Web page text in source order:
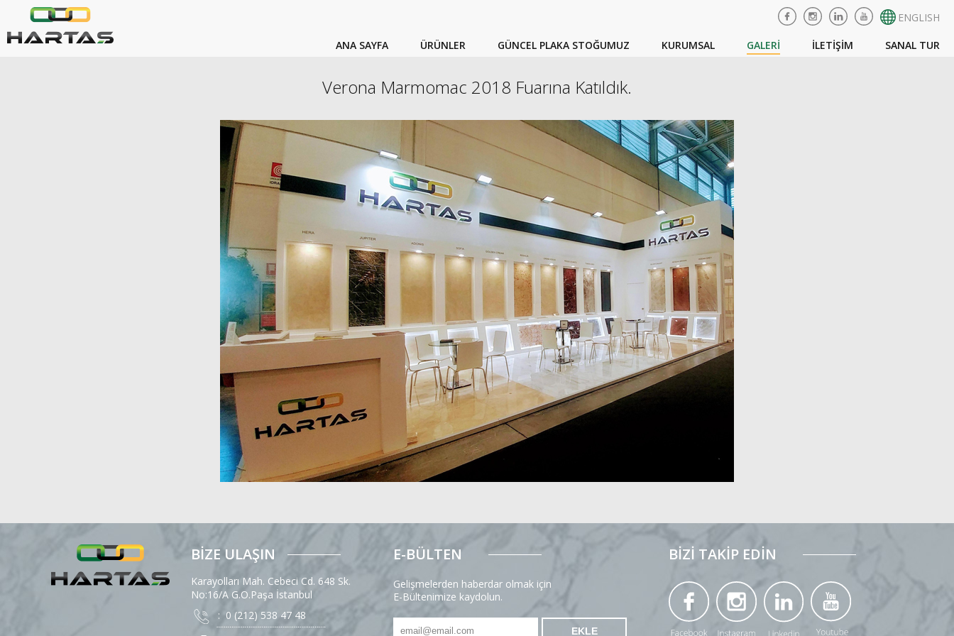
ENGLISH
ANA SAYFA ÜRÜNLER GÜNCEL PLAKA STOĞUMUZ KURUMSAL GALERİ İLETİŞİM SANAL TUR
Verona Marmomac 2018 Fuarına Katıldık.
BİZE ULAŞIN
Karayolları Mah. Cebeci Cd. 648 Sk.
No:16/A G.O.Paşa İstanbul
: 0 (212) 538 47 48
E-BÜLTEN
Gelişmelerden haberdar olmak için
E-Bültenimize kaydolun.
BİZİ TAKİP EDİN